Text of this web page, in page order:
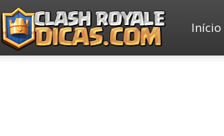
Clash
Início